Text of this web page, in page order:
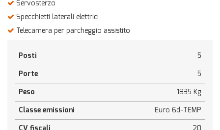
Servosterzo
Specchietti laterali elettrici
Telecamera per parcheggio assistito
Posti
5
Porte
5
Peso
1835 Kg
Classe emissioni
Euro 6d-TEMP